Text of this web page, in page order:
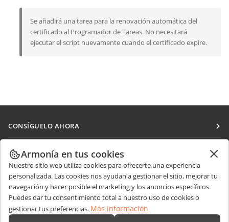
Se añadirá una tarea para la renovación automática del
certificado al Programador de Tareas. No necesitará
ejecutar el script nuevamente cuando el certificado expire.
CONSÍGUELO AHORA
Docs
DocSpace
Workspace
Conectores
Aplicaciones de escritorio
COLABORAR
Para colaboradores
Para traductores
Para influencers
Vacantes
RECIBIR NOTICIAS
Blog
OBTENER AYUDA
Foro
Armonía en tus cookies
Nuestro sitio web utiliza cookies para ofrecerte una experiencia
personalizada. Las cookies nos ayudan a gestionar el sitio, mejorar tu
navegación y hacer posible el marketing y los anuncios específicos.
Puedes dar tu consentimiento total a nuestro uso de cookies o
gestionar tus preferencias. Más información